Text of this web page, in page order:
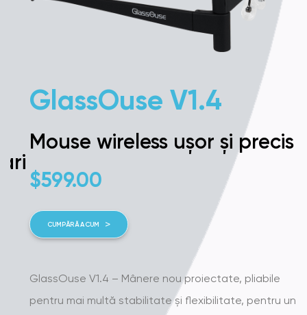
GlassOuse V1.4
Mouse wireless ușor și precis
599.00
CUMPĂRĂ ACUM
GlassOuse V1.4 – Mânere nou proiectate, pliabile
pentru mai multă stabilitate și flexibilitate, pentru un